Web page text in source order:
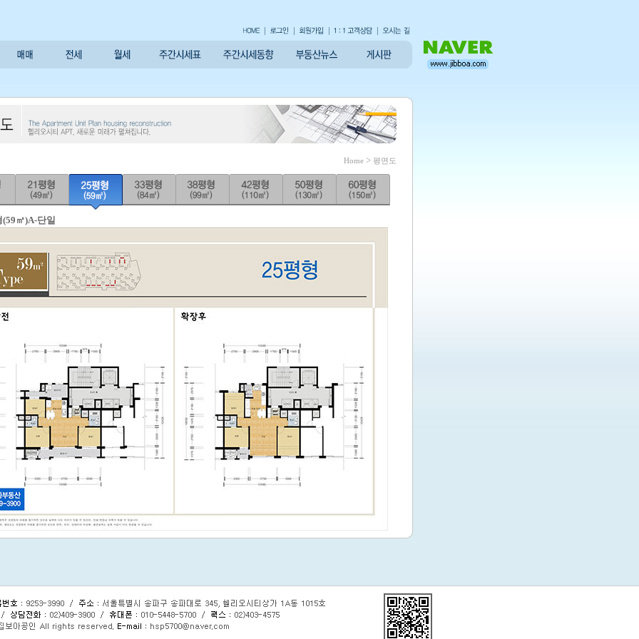
Home > 평면도
(59㎡)A-단일